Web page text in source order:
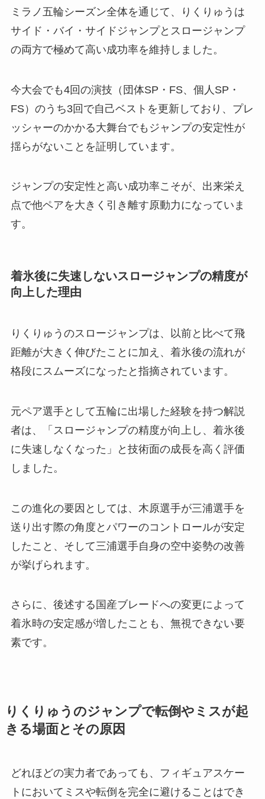
ミラノ五輪シーズン全体を通じて、りくりゅうは
サイド・バイ・サイドジャンプとスロージャンプ
の両方で極めて高い成功率を維持しました。
今大会でも4回の演技（団体SP・FS、個人SP・
FS）のうち3回で自己ベストを更新しており、プレ
ッシャーのかかる大舞台でもジャンプの安定性が
揺らがないことを証明しています。
ジャンプの安定性と高い成功率こそが、出来栄え
点で他ペアを大きく引き離す原動力になっていま
す。
着氷後に失速しないスロージャンプの精度が
向上した理由
りくりゅうのスロージャンプは、以前と比べて飛
距離が大きく伸びたことに加え、着氷後の流れが
格段にスムーズになったと指摘されています。
元ペア選手として五輪に出場した経験を持つ解説
者は、「スロージャンプの精度が向上し、着氷後
に失速しなくなった」と技術面の成長を高く評価
しました。
この進化の要因としては、木原選手が三浦選手を
送り出す際の角度とパワーのコントロールが安定
したこと、そして三浦選手自身の空中姿勢の改善
が挙げられます。
さらに、後述する国産ブレードへの変更によって
着氷時の安定感が増したことも、無視できない要
素です。
りくりゅうのジャンプで転倒やミスが起
きる場面とその原因
どれほどの実力者であっても、フィギュアスケー
トにおいてミスや転倒を完全に避けることはでき